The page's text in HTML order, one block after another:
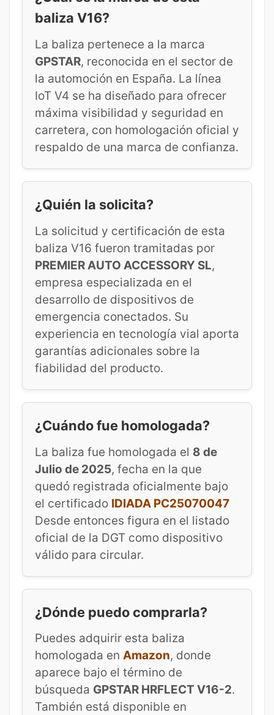
baliza V16?
La baliza pertenece a la marca
GPSTAR, reconocida en el sector de
la automoción en España. La línea
IoT V4 se ha diseñado para ofrecer
máxima visibilidad y seguridad en
carretera, con homologación oficial y
respaldo de una marca de confianza.
¿Quién la solicita?
La solicitud y certificación de esta
baliza V16 fueron tramitadas por
PREMIER AUTO ACCESSORY SL,
empresa especializada en el
desarrollo de dispositivos de
emergencia conectados. Su
experiencia en tecnología vial aporta
garantías adicionales sobre la
fiabilidad del producto.
¿Cuándo fue homologada?
La baliza fue homologada el 8 de
Julio de 2025, fecha en la que
quedó registrada oficialmente bajo
el certificado IDIADA PC25070047
Desde entonces figura en el listado
oficial de la DGT como dispositivo
válido para circular.
¿Dónde puedo comprarla?
Puedes adquirir esta baliza
homologada en Amazon, donde
aparece bajo el término de
búsqueda GPSTAR HRFLECT V16-2.
También está disponible en